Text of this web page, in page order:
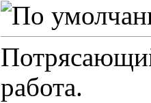
работа.